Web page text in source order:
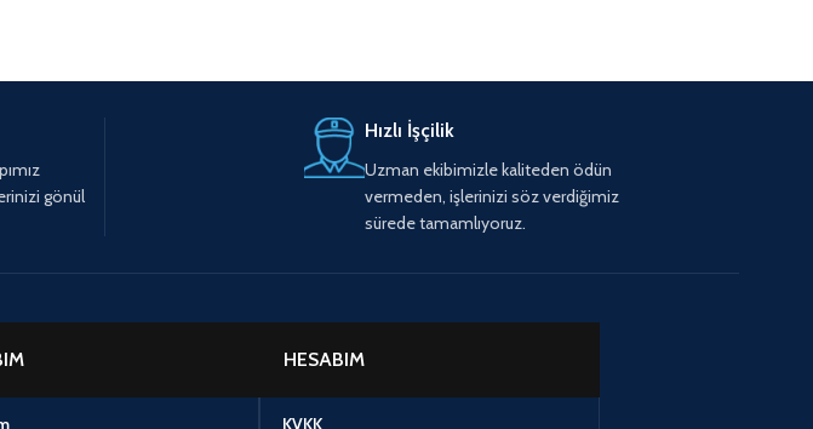
gönül
Hızlı İşçilik
Uzman ekibimizle kaliteden ödün
vermeden, işlerinizi söz verdiğimiz
sürede tamamlıyoruz.
HESABIM
KVKK